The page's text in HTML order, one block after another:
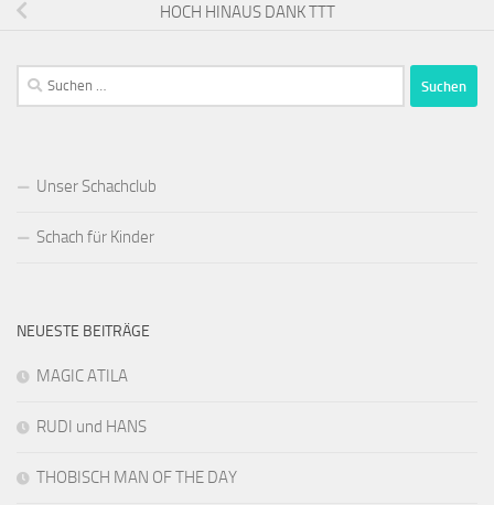
HOCH HINAUS DANK TTT
Suchen
nach:
Unser Schachclub
Schach für Kinder
NEUESTE BEITRÄGE
MAGIC ATILA
RUDI und HANS
THOBISCH MAN OF THE DAY